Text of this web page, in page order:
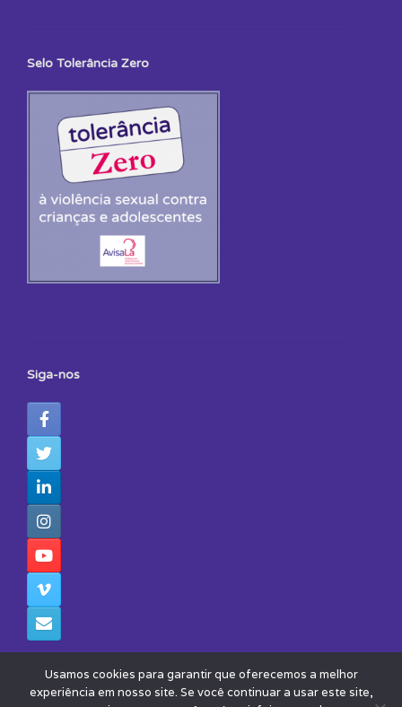
Selo Tolerância Zero
Siga-nos
Usamos cookies para garantir que oferecemos a melhor
experiência em nosso site. Se você continuar a usar este site,